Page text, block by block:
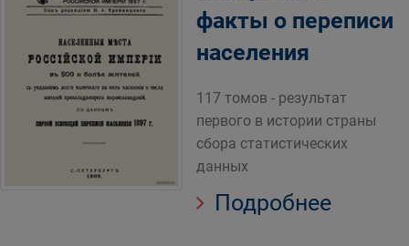
факты о переписи
населения
117 томов - результат
первого в истории страны
сбора статистических
данных
Подробнее